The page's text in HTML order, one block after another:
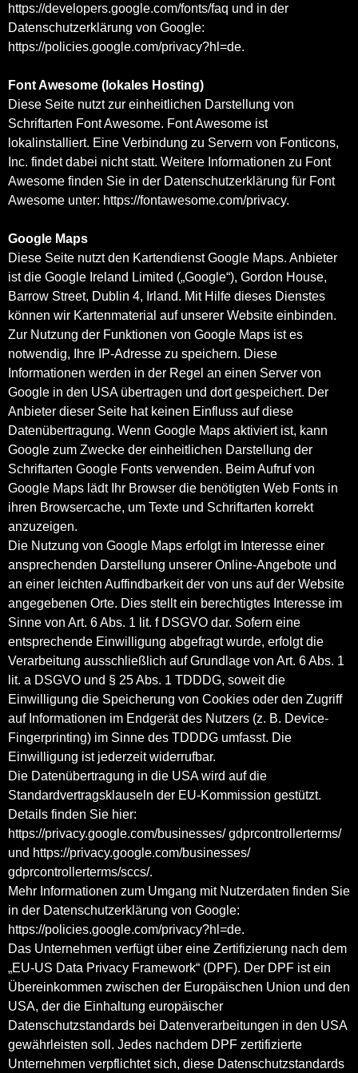
https://developers.google.com/fonts/faq und in der
Datenschutzerklärung von Google:
https://policies.google.com/privacy?hl=de.
Font Awesome (lokales Hosting)
Diese Seite nutzt zur einheitlichen Darstellung von
Schriftarten Font Awesome. Font Awesome ist
lokalinstalliert. Eine Verbindung zu Servern von Fonticons,
Inc. findet dabei nicht statt. Weitere Informationen zu Font
Awesome finden Sie in der Datenschutzerklärung für Font
Awesome unter: https://fontawesome.com/privacy.
Google Maps
Diese Seite nutzt den Kartendienst Google Maps. Anbieter
ist die Google Ireland Limited („Google“), Gordon House,
Barrow Street, Dublin 4, Irland. Mit Hilfe dieses Dienstes
können wir Kartenmaterial auf unserer Website einbinden.
Zur Nutzung der Funktionen von Google Maps ist es
notwendig, Ihre IP-Adresse zu speichern. Diese
Informationen werden in der Regel an einen Server von
Google in den USA übertragen und dort gespeichert. Der
Anbieter dieser Seite hat keinen Einfluss auf diese
Datenübertragung. Wenn Google Maps aktiviert ist, kann
Google zum Zwecke der einheitlichen Darstellung der
Schriftarten Google Fonts verwenden. Beim Aufruf von
Google Maps lädt Ihr Browser die benötigten Web Fonts in
ihren Browsercache, um Texte und Schriftarten korrekt
anzuzeigen.
Die Nutzung von Google Maps erfolgt im Interesse einer
ansprechenden Darstellung unserer Online-Angebote und
an einer leichten Auffindbarkeit der von uns auf der Website
angegebenen Orte. Dies stellt ein berechtigtes Interesse im
Sinne von Art. 6 Abs. 1 lit. f DSGVO dar. Sofern eine
entsprechende Einwilligung abgefragt wurde, erfolgt die
Verarbeitung ausschließlich auf Grundlage von Art. 6 Abs. 1
lit. a DSGVO und § 25 Abs. 1 TDDDG, soweit die
Einwilligung die Speicherung von Cookies oder den Zugriff
auf Informationen im Endgerät des Nutzers (z. B. Device-
Fingerprinting) im Sinne des TDDDG umfasst. Die
Einwilligung ist jederzeit widerrufbar.
Die Datenübertragung in die USA wird auf die
Standardvertragsklauseln der EU-Kommission gestützt.
Details finden Sie hier:
https://privacy.google.com/businesses/ gdprcontrollerterms/
und https://privacy.google.com/businesses/
gdprcontrollerterms/sccs/.
Mehr Informationen zum Umgang mit Nutzerdaten finden Sie
in der Datenschutzerklärung von Google:
https://policies.google.com/privacy?hl=de.
Das Unternehmen verfügt über eine Zertifizierung nach dem
„EU-US Data Privacy Framework“ (DPF). Der DPF ist ein
Übereinkommen zwischen der Europäischen Union und den
USA, der die Einhaltung europäischer
Datenschutzstandards bei Datenverarbeitungen in den USA
gewährleisten soll. Jedes nachdem DPF zertifizierte
Unternehmen verpflichtet sich, diese Datenschutzstandards